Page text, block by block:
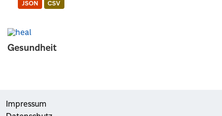
Gesundheit
JSON CSV
Impressum